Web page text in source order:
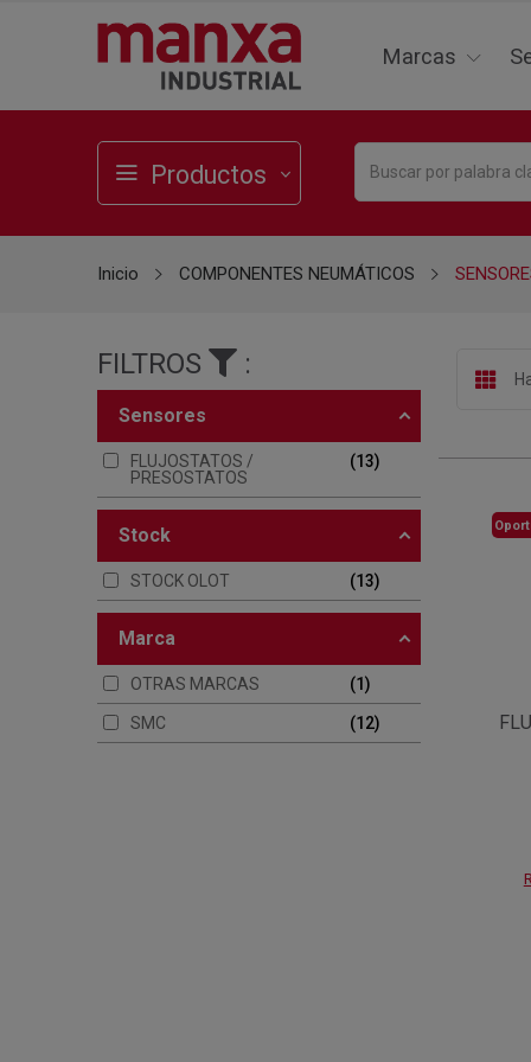
Marcas
Productos
Inicio COMPONENTES NEUMÁTICOS
FILTROS :
sensores
FLUJOSTATOS /
PRESOSTATOS
13
stock
STOCK OLOT 13
marca
OTRAS MARCAS 1
SMC 12